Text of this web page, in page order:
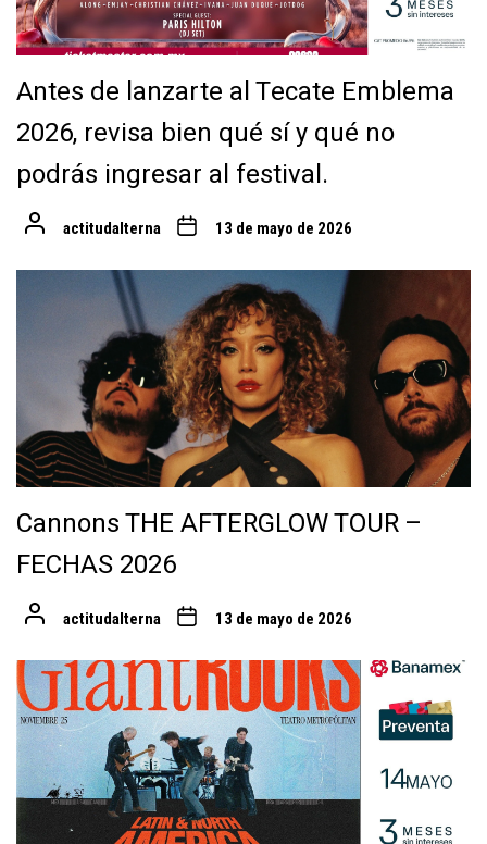
Antes de lanzarte al Tecate Emblema
2026, revisa bien qué sí y qué no
podrás ingresar al festival.
actitudalterna 13 de mayo de 2026
Cannons THE AFTERGLOW TOUR –
FECHAS 2026
actitudalterna 13 de mayo de 2026